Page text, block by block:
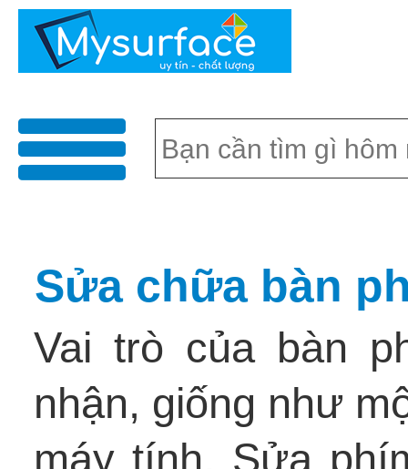
menu
Sửa chữa bàn
Vai trò của bàn
nhận, giống như
máy tính. Sửa